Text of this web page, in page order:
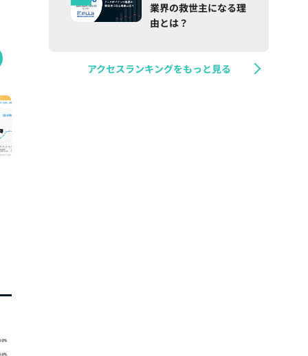
業界の救世主になる理
由とは？
アクセスランキングをもっと見る